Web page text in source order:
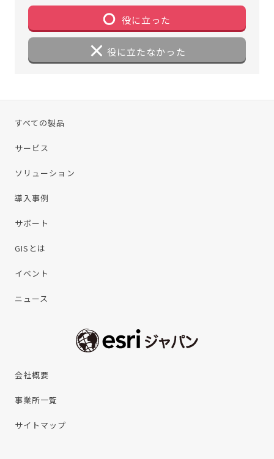
役に立った
役に立たなかった
すべての製品
サービス
ソリューション
導入事例
サポート
GISとは
イベント
ニュース
会社概要
事業所一覧
サイトマップ